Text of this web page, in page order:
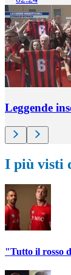
Leggende
I più visti
"Tutto il rosso